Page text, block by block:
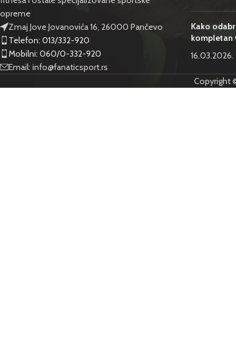
opreme
Zmaj Jove Jovanovića 16, 26000 Pančevo
Telefon: 013/332-920
Mobilni: 060/0-332-920
Email: info@fanaticsport.rs
Kako
kompletan
16.03.2026.
Copyright